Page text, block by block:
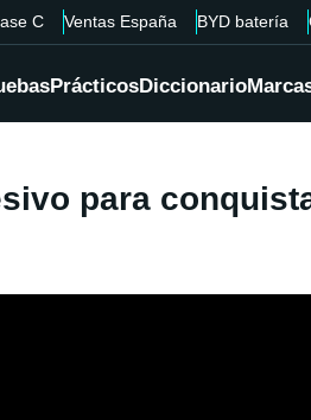
C Ventas España BYD batería
PrácticosDiccionario
para